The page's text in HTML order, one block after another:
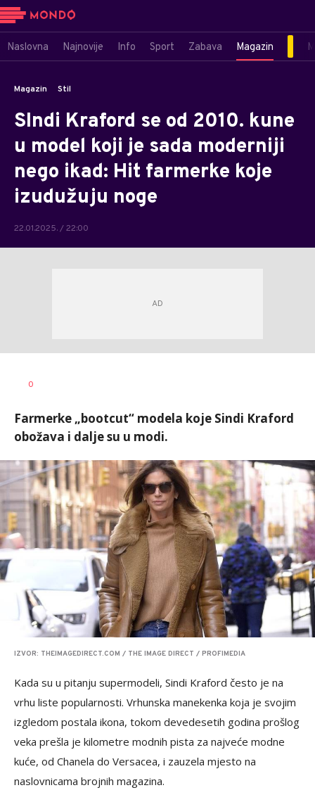
Naslovna Najnovije Info Sport Zabava Magazin
Magazin Stil
SIndi Kraford se od 2010. kune
u model koji je sada moderniji
nego ikad: Hit farmerke koje
izudužuju noge
22.01.2025. / 22:00
AUTOR
0
Farmerke „bootcut“ modela koje Sindi Kraford
obožava i dalje su u modi.
IZVOR: THEIMAGEDIRECT.COM / THE IMAGE DIRECT / PROFIMEDIA
Kada su u pitanju supermodeli, Sindi Kraford često je na
vrhu liste popularnosti. Vrhunska manekenka koja je svojim
izgledom postala ikona, tokom devedesetih godina prošlog
veka prešla je kilometre modnih pista za najveće modne
kuće, od Chanela do Versacea, i zauzela mjesto na
naslovnicama brojnih magazina.